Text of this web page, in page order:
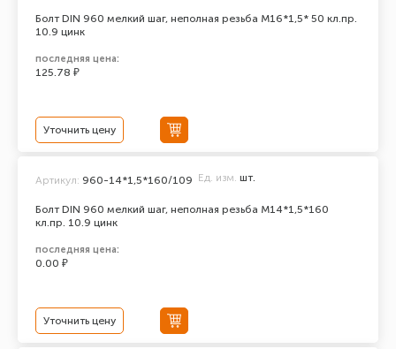
Болт DIN 960 мелкий шаг, неполная резьба M16*1,5* 50 кл.пр.
10.9 цинк
последняя цена:
125.78 ₽
Уточнить цену
Болт DIN 960 мелкий шаг, неполная резьба M14*1,5*160
кл.пр. 10.9 цинк
Артикул: 960-14*1,5*160/109 Ед. изм. шт.
последняя цена:
0.00 ₽
Уточнить цену